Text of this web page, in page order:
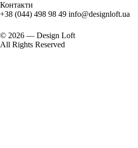
Контакти
+38 (044) 498 98 49 info@designloft.ua
© 2026 — Design Loft
All Rights Reserved